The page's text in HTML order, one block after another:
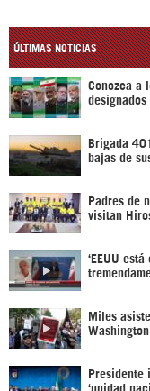
ÚLTIMAS NOTICIAS
Conozca a
designados
Brigada
bajas de
Padres de
visitan
‘EEUU
Miles
Washington
Presidente
‘unidad